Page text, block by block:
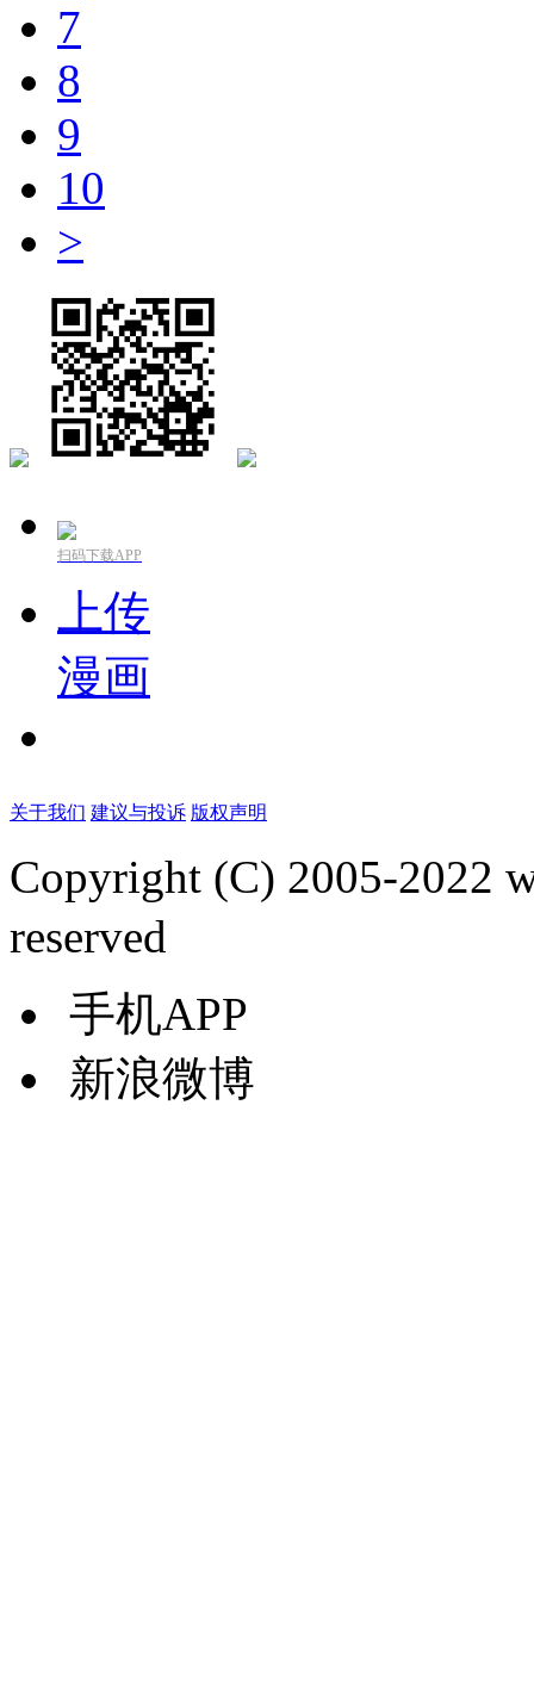
7
8
9
10
>
扫码下载APP
上传
漫画
关于我们 建议与投诉 版权声明
Copyright (C) 2005-2022
reserved
手机APP
新浪微博